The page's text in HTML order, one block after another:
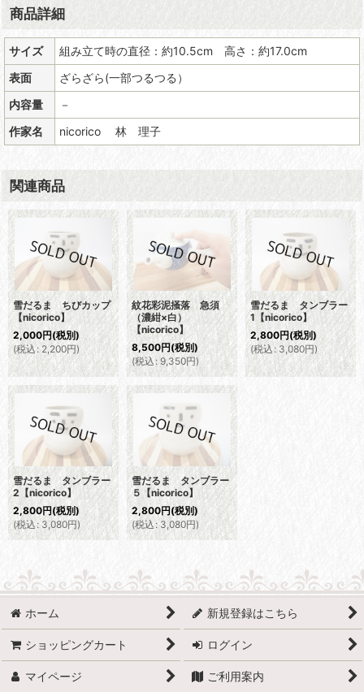
商品詳細
サイズ
組み立て時の直径：約10.5cm 高さ：約17.0cm
表面
ざらざら(一部つるつる）
内容量
－
作家名
nicorico 林 理子
関連商品
雪だるま ちびカップ
【nicorico】
2,000円(税別)
(税込: 2,200円)
紋花彩泥掻落 急須
（濃紺×白）
【nicorico】
8,500円(税別)
(税込: 9,350円)
雪だるま タンブラー
1【nicorico】
2,800円(税別)
(税込: 3,080円)
雪だるま タンブラー
2【nicorico】
2,800円(税別)
(税込: 3,080円)
雪だるま タンブラー
５【nicorico】
2,800円(税別)
(税込: 3,080円)
ホーム 新規登録はこちら
ショッピングカート ログイン
マイページ ご利用案内